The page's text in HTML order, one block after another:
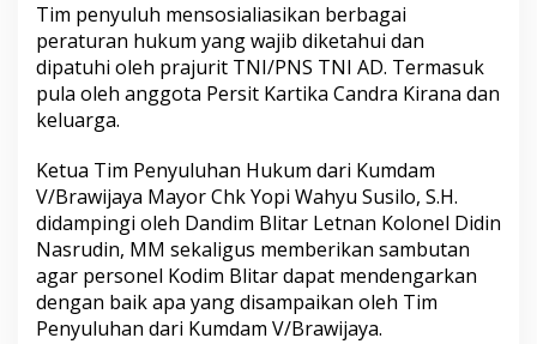
Tim penyuluh mensosialiasikan berbagai
peraturan hukum yang wajib diketahui dan
dipatuhi oleh prajurit TNI/PNS TNI AD. Termasuk
pula oleh anggota Persit Kartika Candra Kirana dan
keluarga.
Ketua Tim Penyuluhan Hukum dari Kumdam
V/Brawijaya Mayor Chk Yopi Wahyu Susilo, S.H.
didampingi oleh Dandim Blitar Letnan Kolonel Didin
Nasrudin, MM sekaligus memberikan sambutan
agar personel Kodim Blitar dapat mendengarkan
dengan baik apa yang disampaikan oleh Tim
Penyuluhan dari Kumdam V/Brawijaya.